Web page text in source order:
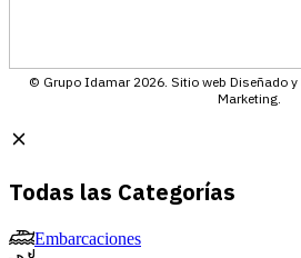
© Grupo Idamar 2026. Sitio web Diseñado
Marketing.
Todas las Categorías
Embarcaciones